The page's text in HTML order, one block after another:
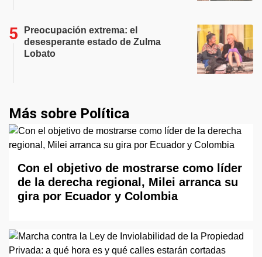
Preocupación extrema: el
desesperante estado de Zulma
Lobato
Más sobre Política
Con el objetivo de mostrarse como líder
de la derecha regional, Milei arranca su
gira por Ecuador y Colombia